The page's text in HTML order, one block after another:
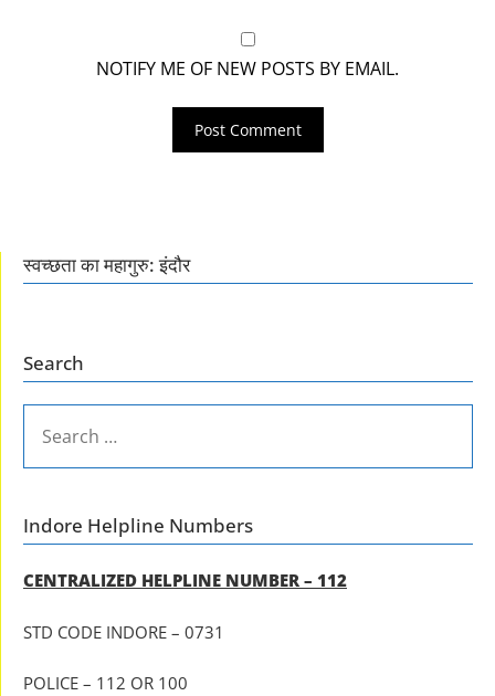
NOTIFY ME OF NEW POSTS BY EMAIL.
स्वच्छता का महागुरु: इंदौर
Search
FOR:
Indore Helpline Numbers
CENTRALIZED HELPLINE NUMBER – 112
STD CODE INDORE – 0731
POLICE – 112 OR 100